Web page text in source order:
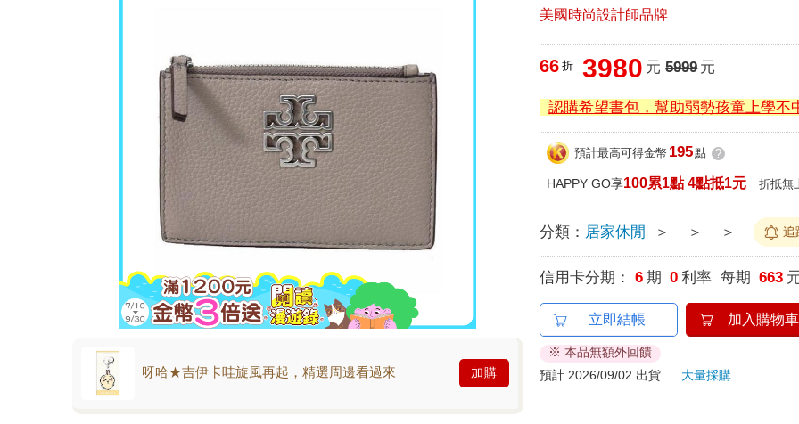
美國時尚設計師品牌
呀哈★吉伊卡哇旋風再起，精選周邊看過來 加購
66 折 3980 元 5999元
認購希望書包，幫助弱勢孩童上學不
預計最高可得金幣 195點 ?
HAPPY GO享100累1點 4點抵1元 折抵無
分類： 居家休閒 ＞ ＞ ＞ 追
信用卡分期： 6 期 0 利率 每期 663
立即結帳 加入購物車
※ 本品無額外回饋
預計 2026/09/02 出貨
大量採購